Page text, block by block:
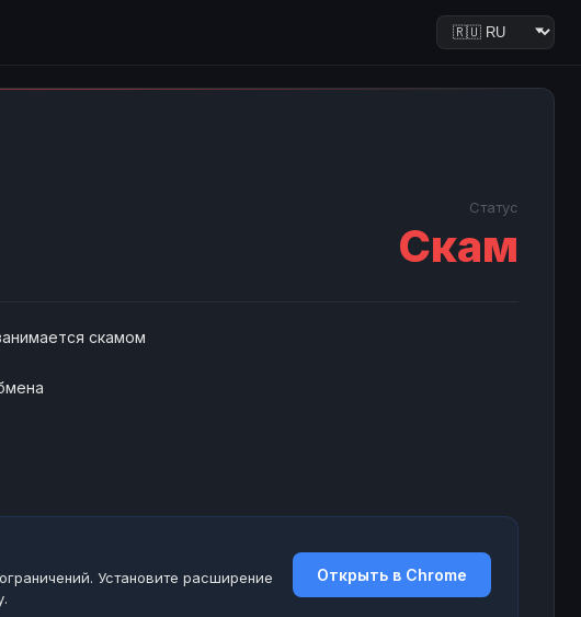
Статус
Скам
скамом
Установите расширение
Открыть в Chrome